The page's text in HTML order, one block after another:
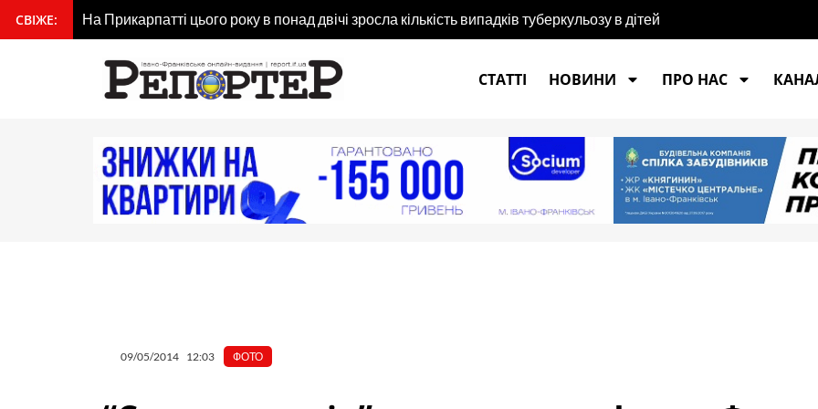
вмісту
СВІЖЕ: На Прикарпатті цього року в понад двічі зросла кількість випадків туберкульозу в дітей
СТАТТІ
НОВИНИ ПРО НАС
09/05/2014 12:03 ФОТО